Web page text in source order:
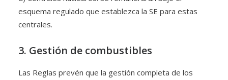
esquema regulado que establezca la SE para estas
centrales.
3. Gestión de combustibles
Las Reglas prevén que la gestión completa de los